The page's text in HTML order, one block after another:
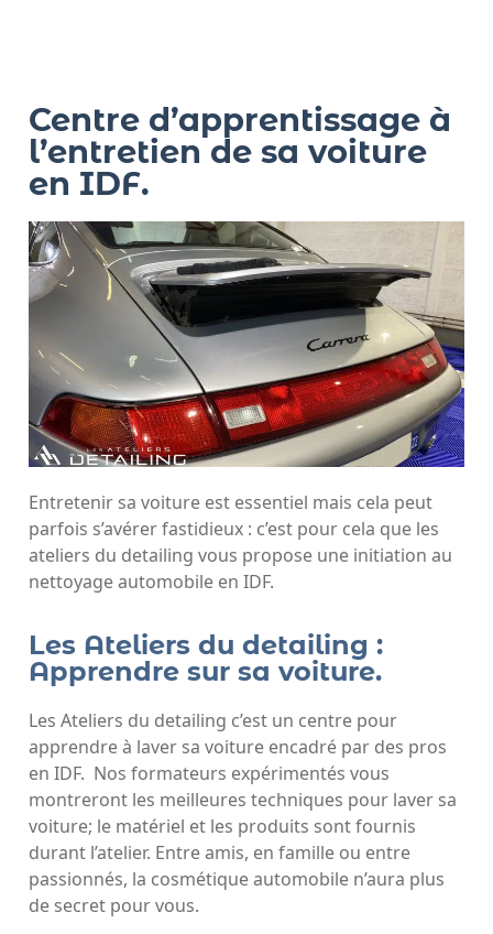
Centre d’apprentissage à
l’entretien de sa voiture
en IDF.
Entretenir sa voiture est essentiel mais cela peut
parfois s’avérer fastidieux : c’est pour cela que les
ateliers du detailing vous propose une initiation au
nettoyage automobile en IDF.
Les Ateliers du detailing :
Apprendre sur sa voiture.
Les Ateliers du detailing c’est un centre pour
apprendre à laver sa voiture encadré par des pros
en IDF. Nos formateurs expérimentés vous
montreront les meilleures techniques pour laver sa
voiture; le matériel et les produits sont fournis
durant l’atelier. Entre amis, en famille ou entre
passionnés, la cosmétique automobile n’aura plus
de secret pour vous.